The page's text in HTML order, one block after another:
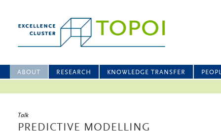
ABOUT RESEARCH KNOWLEDGE TRANSFER
Talk
PREDICTIVE MODELLING